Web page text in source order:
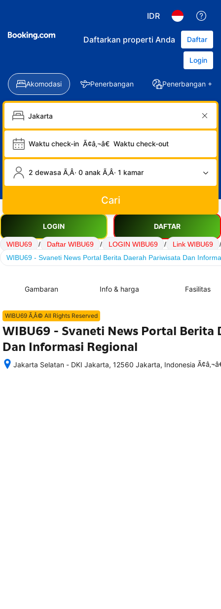
IDR
Daftarkan properti Anda Daftar
Login
Akomodasi Penerbangan Penerbangan +
Waktu check-in Ã¢â‚¬â€ Waktu check-out
2 dewasa Ã‚Â· 0 anak Ã‚Â· 1 kamar
Cari
LOGIN DAFTAR
WIBU69 / Daftar WIBU69 / LOGIN WIBU69 / Link WIBU69
/
WIBU69 - Svaneti News Portal Berita Daerah Pariwisata Dan
Gambaran Info & harga Fasilitas
WIBU69 Ã‚Â© All Rights Reserved
WIBU69 - Svaneti News Portal Berita
Dan Informasi Regional
Jakarta Selatan - DKI Jakarta, 12560 Jakarta, Indonesia